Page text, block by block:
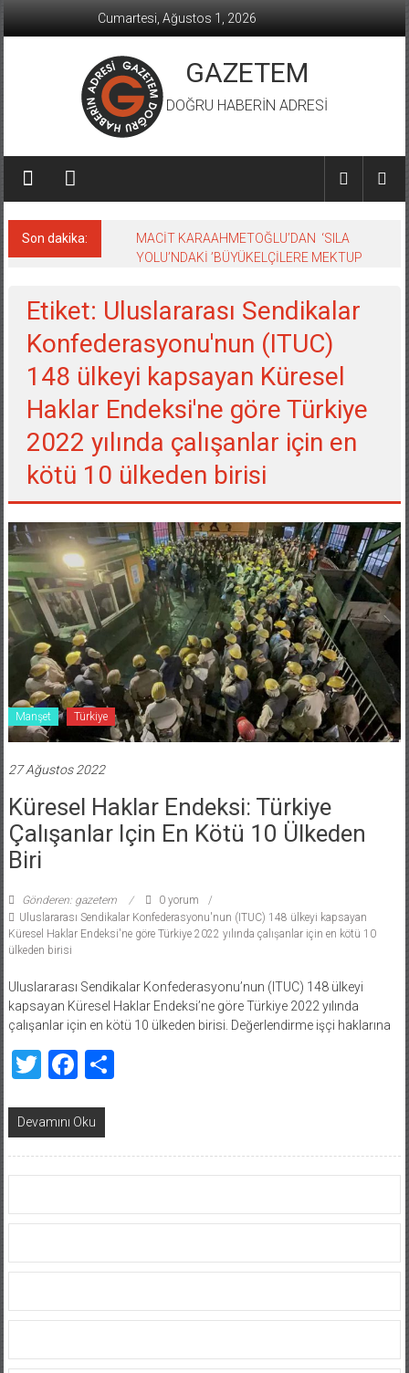
Cumartesi, Ağustos 1, 2026
GAZETEM
DOĞRU HABERİN ADRESİ
Son dakika:
MACİT KARAAHMETOĞLU’DAN ‘SILA
YOLU’NDAKİ ’BÜYÜKELÇİLERE MEKTUP
Etiket: Uluslararası Sendikalar
Konfederasyonu'nun (ITUC)
148 ülkeyi kapsayan Küresel
Haklar Endeksi'ne göre Türkiye
2022 yılında çalışanlar için en
kötü 10 ülkeden birisi
Manşet Türkiye
27 Ağustos 2022
Küresel Haklar Endeksi: Türkiye
Çalışanlar Için En Kötü 10 Ülkeden
Biri
Gönderen: gazetem
0 yorum
Uluslararası Sendikalar Konfederasyonu'nun (ITUC) 148 ülkeyi kapsayan
Küresel Haklar Endeksi'ne göre Türkiye 2022 yılında çalışanlar için en kötü 10
ülkeden birisi
Uluslararası Sendikalar Konfederasyonu’nun (ITUC) 148 ülkeyi
kapsayan Küresel Haklar Endeksi’ne göre Türkiye 2022 yılında
çalışanlar için en kötü 10 ülkeden birisi. Değerlendirme işçi haklarına
TwitterFacebook
Share
Devamını Oku